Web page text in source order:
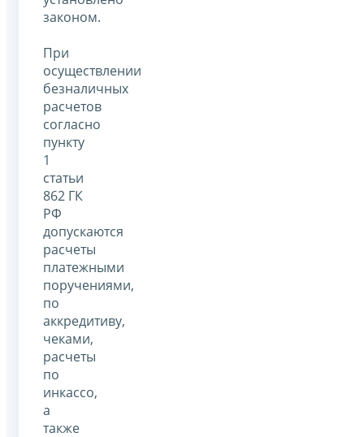
законом.
При
осуществлении
безналичных
расчетов
согласно
пункту
1
статьи
862 ГК
РФ
допускаются
расчеты
платежными
поручениями,
по
аккредитиву,
чеками,
расчеты
по
инкассо,
а
также